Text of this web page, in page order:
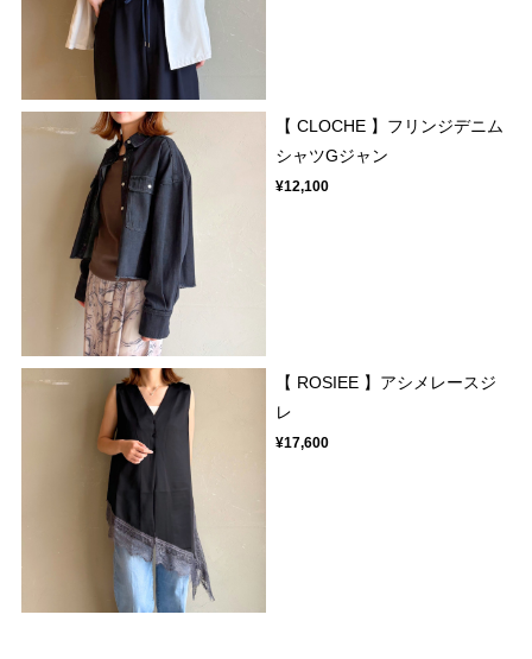
【 CLOCHE 】フリンジデニム
シャツGジャン
¥12,100
【 ROSIEE 】アシメレースジ
レ
¥17,600